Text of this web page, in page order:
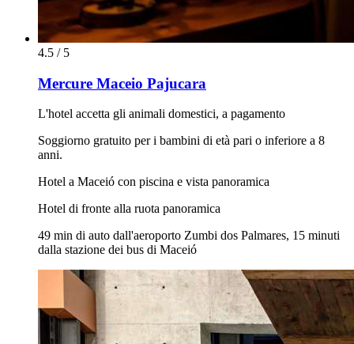
4.5 / 5
Mercure Maceio Pajucara
L'hotel accetta gli animali domestici, a pagamento
Soggiorno gratuito per i bambini di età pari o inferiore a 8
anni.
Hotel a Maceió con piscina e vista panoramica
Hotel di fronte alla ruota panoramica
49 min di auto dall'aeroporto Zumbi dos Palmares, 15 minuti
dalla stazione dei bus di Maceió